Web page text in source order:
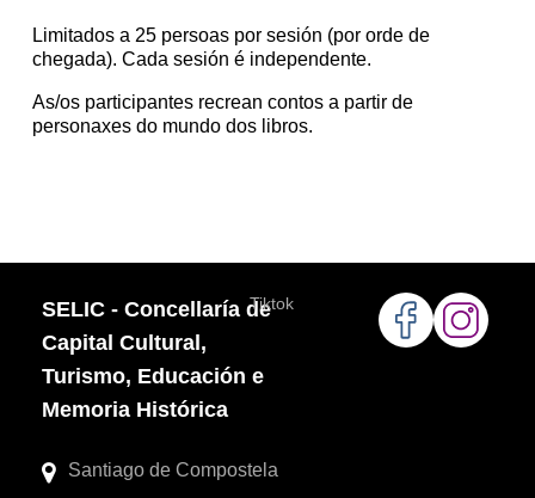
Limitados a 25 persoas por sesión (por orde de
chegada). Cada sesión é independente.
As/os participantes recrean contos a partir de
personaxes do mundo dos libros.
SELIC - Concellaría de
Capital Cultural,
Turismo, Educación e
Memoria Histórica
Tiktok
Santiago de Compostela